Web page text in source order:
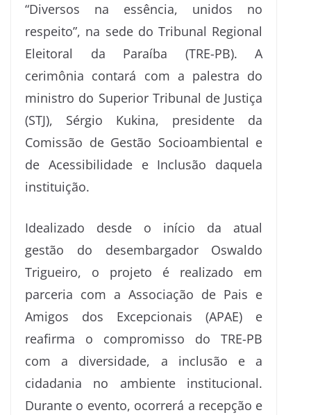
“Diversos na essência, unidos no
respeito”, na sede do Tribunal Regional
Eleitoral da Paraíba (TRE-PB). A
cerimônia contará com a palestra do
ministro do Superior Tribunal de Justiça
(STJ), Sérgio Kukina, presidente da
Comissão de Gestão Socioambiental e
de Acessibilidade e Inclusão daquela
instituição.
Idealizado desde o início da atual
gestão do desembargador Oswaldo
Trigueiro, o projeto é realizado em
parceria com a Associação de Pais e
Amigos dos Excepcionais (APAE) e
reafirma o compromisso do TRE-PB
com a diversidade, a inclusão e a
cidadania no ambiente institucional.
Durante o evento, ocorrerá a recepção e